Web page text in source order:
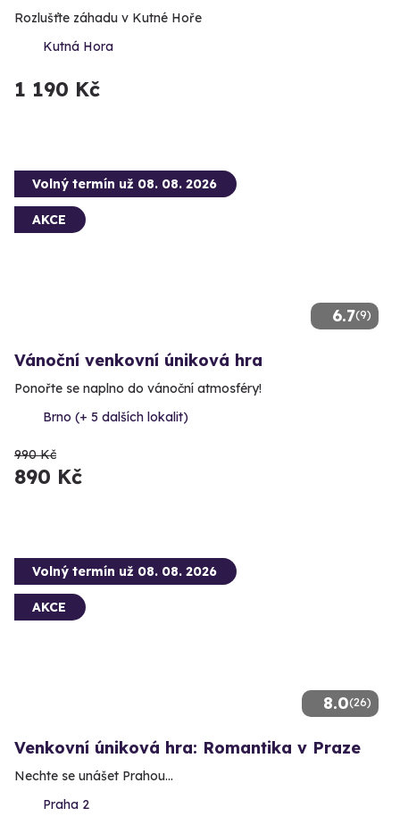
Rozlušťte záhadu v Kutné Hoře
Kutná Hora
1 190 Kč
6.7(9)
Volný termín už 08. 08. 2026
AKCE
Vánoční venkovní úniková hra
Ponořte se naplno do vánoční atmosféry!
Brno (+ 5 dalších lokalit)
990 Kč
890 Kč
8.0(26)
Volný termín už 08. 08. 2026
AKCE
Venkovní úniková hra: Romantika v Praze
Nechte se unášet Prahou...
Praha 2